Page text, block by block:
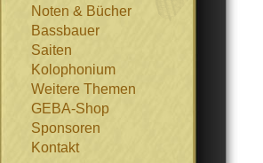
Noten & Bücher
Bassbauer
Saiten
Kolophonium
Weitere Themen
GEBA-Shop
Sponsoren
Kontakt